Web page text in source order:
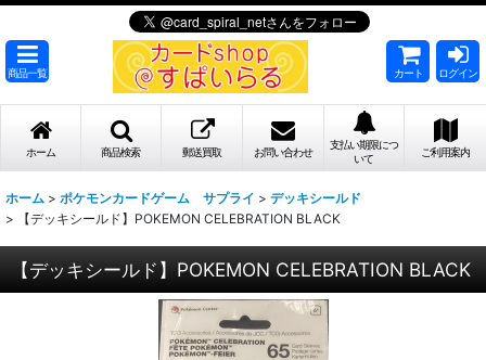
商品一覧 カート ログイン
ホーム 商品検索 郵送買取 お問い合わせ
支払い期限につ
いて
ご利用案内
ホーム > ポケモンカードゲーム サプライ > デッキシールド
>
【デッキシールド】POKEMON CELEBRATION BLACK
【デッキシールド】POKEMON CELEBRATION BLACK